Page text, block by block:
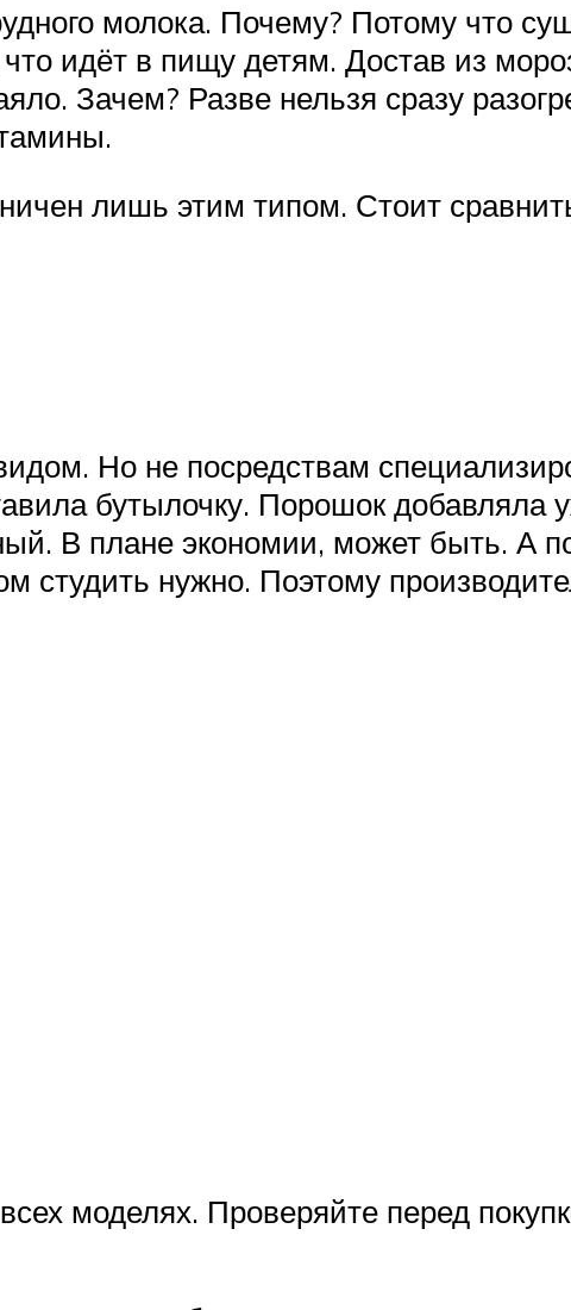
молока. Почему? Потому что
идёт в пищу детям. Достав из
Зачем? Разве нельзя сразу
лишь этим типом. Стоит
Но не посредствам
бутылочку. Порошок добавляла
В плане экономии, может быть. А
студить нужно. Поэтому
моделях. Проверяйте перед